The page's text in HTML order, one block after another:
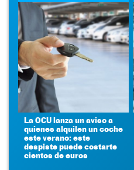
La OCU lanza un aviso a
quienes alquilen un coche
este verano: este
despiste puede costarte
cientos de euros